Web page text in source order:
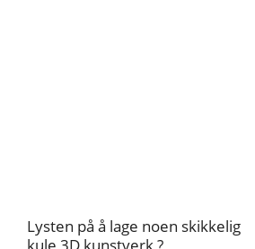
Lysten på å lage noen skikkelig
kule 3D kunstverk ?